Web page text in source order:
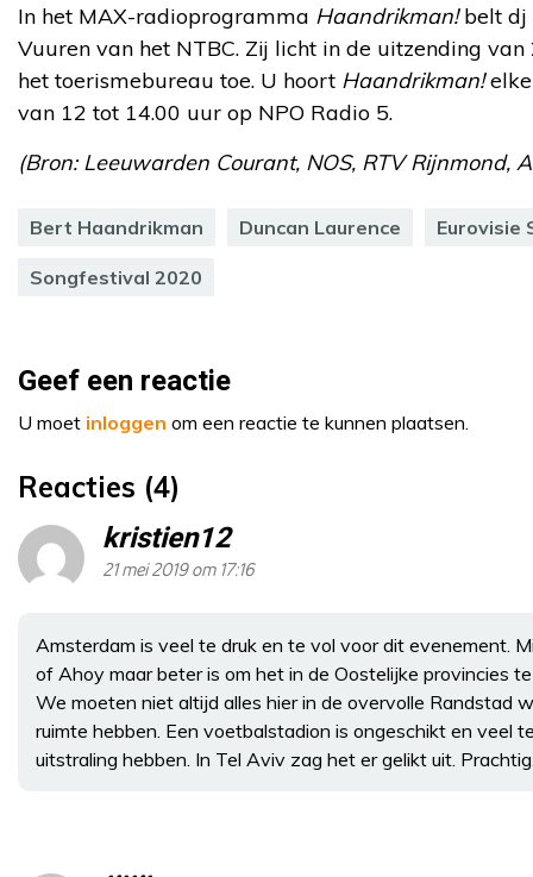
In het MAX-radioprogramma Haandrikman!belt dj
Vuuren van het NTBC. Zij licht in de uitzending
het toerismebureau toe. U hoort Haandrikman!elke
van 12 tot 14.00 uur op NPO Radio 5.
(Bron: Leeuwarden Courant, NOS, RTV Rijnmond,
Bert Haandrikman Duncan Laurence Eurovisie
Songfestival 2020
Geef een reactie
U moet inloggen om een reactie te kunnen plaatsen.
Reacties (4)
kristien12
21 mei 2019 om 17:16
Amsterdam is veel te druk en te vol voor dit evenement.
of Ahoy maar beter is om het in de Oostelijke provincies
We moeten niet altijd alles hier in de overvolle Randstad
ruimte hebben. Een voetbalstadion is ongeschikt en veel
uitstraling hebben. In Tel Aviv zag het er gelikt uit.